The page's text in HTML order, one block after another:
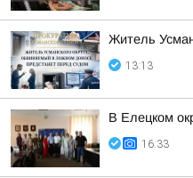
Житель
13:13
В Елецком
16:33